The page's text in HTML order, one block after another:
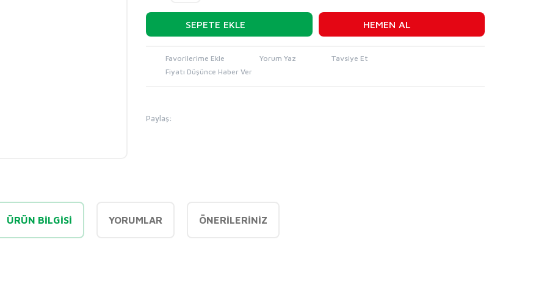
SEPETE EKLE HEMEN AL
Yorum Yaz
Tavsiye Et
Fiyatı Düşünce Haber Ver
Paylaş:
ÜRÜN BILGISI YORUMLAR ÖNERILERINIZ